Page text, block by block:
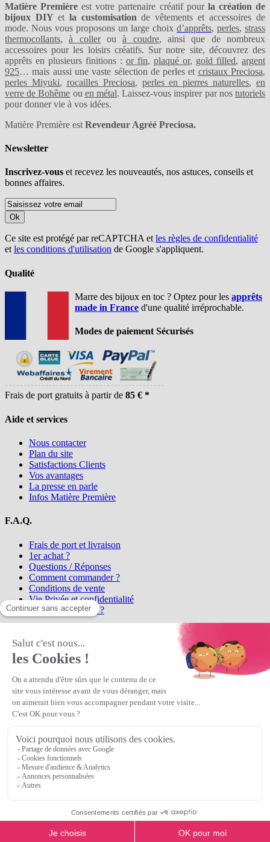
Matière Première est votre partenaire créatif pourla création de
bijoux DIY etla customisation de vêtements et accessoires de
mode. Nous vous proposons un large choix d’apprêts, perles, strass
thermocollants,à collerouà coudre, ainsi que de nombreux
accessoires pour les loisirs créatifs. Sur notre site, découvrez des
apprêts en plusieurs finitions : or fin, plaqué or, gold filled, argent
925… mais aussi une vaste sélection de perles et cristaux Preciosa,
perles Miyuki, rocailles Preciosa, perles en pierres naturelles, en
verre de Bohême ou en métal. Laissez-vous inspirer par nostutoriels
pour donner vie à vos idées.
Matière Première est Revendeur Agréé Preciosa.
Newsletter
Inscrivez-vous et recevez les nouveautés, nos astuces, conseils et
bonnes affaires.
Ok
Ce site est protégé par reCAPTCHA etles règles de confidentialité
etles conditions d'utilisation de Google s'appliquent.
Qualité
Marre des bijoux en toc ? Optez pour les apprêts
made in France d'une qualité irréprochable.
Modes de paiement Sécurisés
Frais de port gratuits à partir de 85 € *
Aide et services
Nous contacter
Plan du site
Satisfactions Clients
Vos avantages
La presse en parle
Infos Matière Première
F.A.Q.
Frais de port et livraison
1er achat ?
Questions / Réponses
Comment commander ?
Conditions de vente
Vie Privée et confidentialité
Qui sommes-nous ?
la référence en perles et bijoux
perles en ligne, telles que les perles
et cristaux et strass en cristal Preciosa, les perles Miyuki perles et
apprêts en Argent 925, Gold Filled, perles de rocaille Preciosa
Matière Première est un
Première
Veuillez patienter...
Continuer vos achats
or Voir le panier